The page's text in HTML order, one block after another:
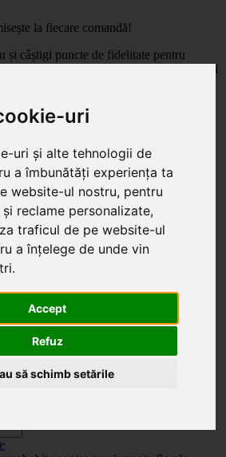
uri
uri și alte tehnologii de
a îmbunătăți experiența ta
website-ul nostru, pentru
reclame personalizate,
traficul de pe website-ul
a înțelege de unde vin
Accept
Refuz
să schimb setările
la fiecare comandă!
și câștigi puncte de fidelitate pentru
mai mult, cu atât economisești mai
comenzile mai mari de 350 Lei. Comanda minimă în
Lei. Expediere în 1 - 2 zile lucrătoare.